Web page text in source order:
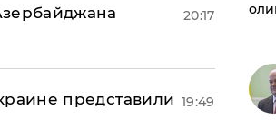
20:17
представили 19:49